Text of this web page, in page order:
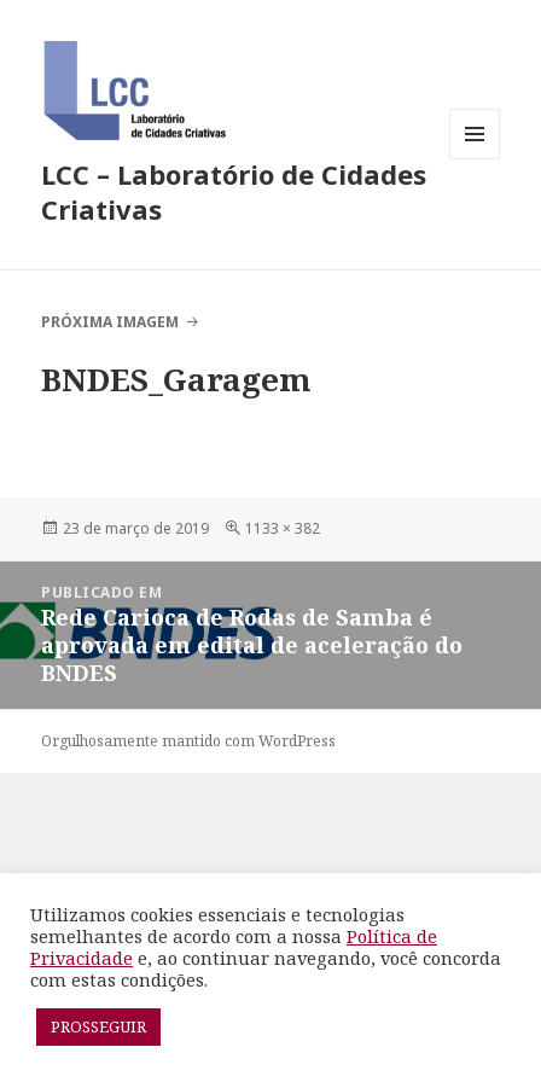
LCC – Laboratório de Cidades
Criativas
PRÓXIMA IMAGEM
BNDES_Garagem
Publicado
23 de março de 2019
Tamanho
1133 × 382
de
Post
PUBLICADO EM
Rede Carioca de Rodas de Samba é
aprovada em edital de aceleração do
BNDES
Orgulhosamente mantido com WordPress
Utilizamos cookies essenciais e tecnologias
semelhantes de acordo com a nossa Política de
Privacidade e, ao continuar navegando, você concorda
com estas condições.
PROSSEGUIR